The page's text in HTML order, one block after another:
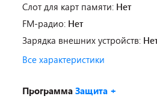
Слот для карт памяти: Нет
FM-радио: Нет
Зарядка внешних устройств:
Все характеристики
Программа Защита +